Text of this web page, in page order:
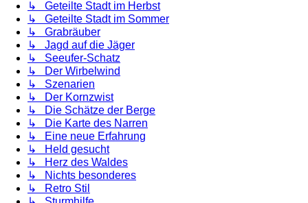
↳ Geteilte Stadt im Herbst
↳ Geteilte Stadt im Sommer
↳ Grabräuber
↳ Jagd auf die Jäger
↳ Seeufer-Schatz
↳ Der Wirbelwind
↳ Szenarien
↳ Der Kornzwist
↳ Die Schätze der Berge
↳ Die Karte des Narren
↳ Eine neue Erfahrung
↳ Held gesucht
↳ Herz des Waldes
↳ Nichts besonderes
↳ Retro Stil